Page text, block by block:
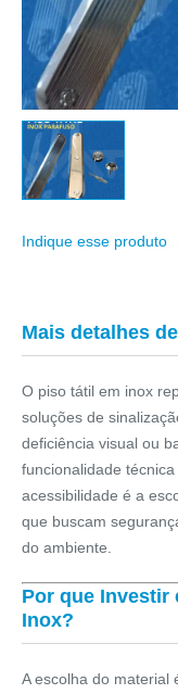
Indique esse produto
Mais detalhes
O piso tátil em inox
soluções de
deficiência visual ou
funcionalidade
acessibilidade é a
que buscam
do ambiente.
Por que Investir
Inox?
A escolha do material